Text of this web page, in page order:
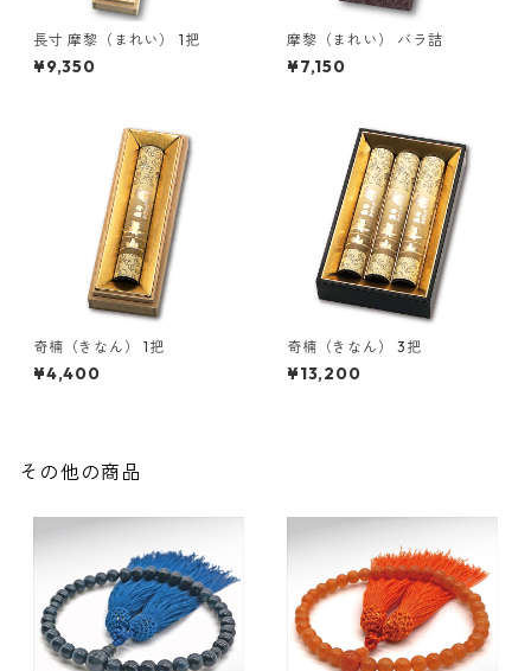
長寸 摩黎（まれい） 1把
¥9,350
摩黎（まれい） バラ詰
¥7,150
奇楠（きなん） 1把
¥4,400
奇楠（きなん） 3把
¥13,200
その他の商品